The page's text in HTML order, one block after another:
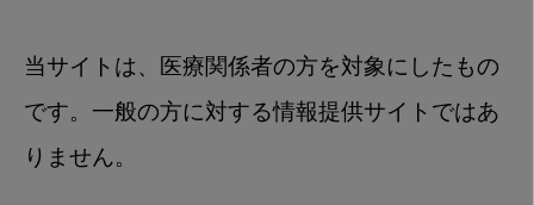
当サイトは、医療関係者の方を対象にしたもの
です。一般の方に対する情報提供サイトではあ
りません。